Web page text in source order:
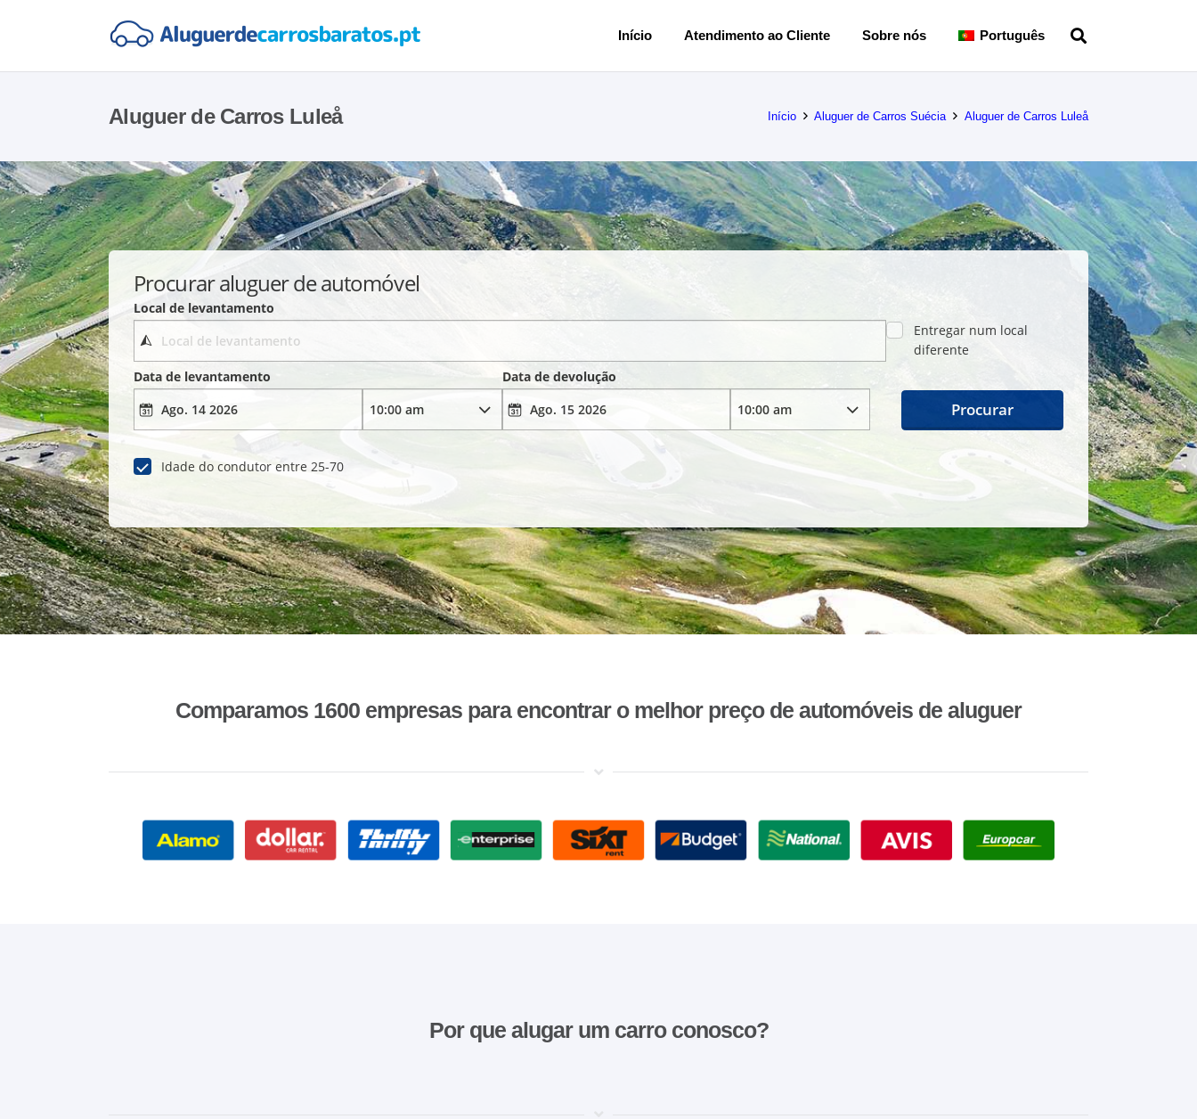
Início Atendimento ao Cliente Sobre nós Português
Aluguer de Carros Luleå Início Aluguer de Carros Suécia Aluguer de Carros Luleå
Procurar aluguer de automóvel
Local de levantamento
Entregar num local
diferente
Data de levantamento
Data de devolução
Idade do condutor entre 25-70
Procurar
Comparamos 1600 empresas para encontrar o melhor preço de automóveis de aluguer
Por que alugar um carro conosco?